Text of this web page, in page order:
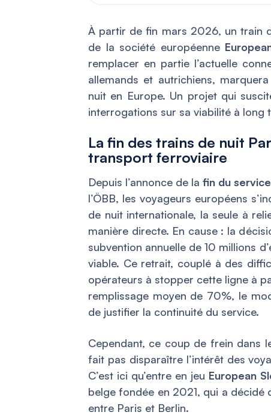
À partir de fin mars 2026, un train
de la société européenne
remplacer en partie l’actuelle
allemands et autrichiens,
nuit en Europe. Un projet qui
interrogations sur sa viabilité à long
La fin des trains de nuit
transport ferroviaire
Depuis l’annonce de lafin du
l’ÖBB, les voyageurs européens
de nuit internationale, la seule à
manière directe. En cause : la
subvention annuelle de 10 millions
viable. Ce retrait, couplé à des
opérateurs à stopper cette ligne à
remplissage moyen de 70%, le
de justifier la continuité du service.
Cependant, ce coup de frein dans
fait pas disparaître l’intérêt des
C’est ici qu’entre en jeu European
belge fondée en 2021, qui a décidé
entre Paris et Berlin.